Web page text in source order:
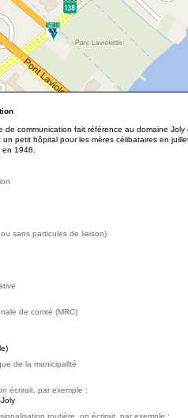
de communication fait référence au domaine
un petit hôpital pour les mères célibataires en
1948.
sans particules de liaison)
de comté (MRC)
de la municipalité
écrirait, par exemple :
routière, on écrirait, par exemple :